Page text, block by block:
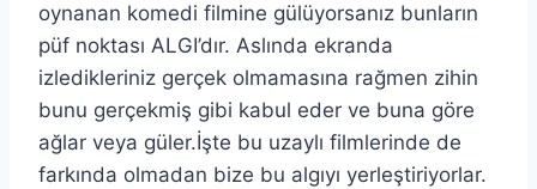
oynanan komedi filmine gülüyorsanız bunların
püf noktası ALGI’dır. Aslında ekranda
izledikleriniz gerçek olmamasına rağmen zihin
bunu gerçekmiş gibi kabul eder ve buna göre
ağlar veya güler.İşte bu uzaylı filmlerinde de
farkında olmadan bize bu algıyı yerleştiriyorlar.